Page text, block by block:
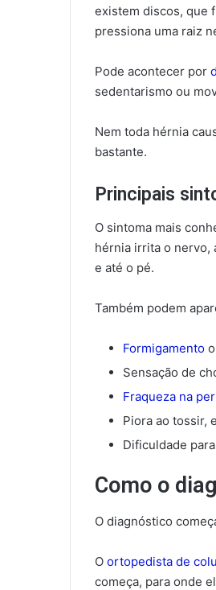
existem discos, que
pressiona uma raiz
Pode acontecer por
sedentarismo ou
Nem toda hérnia
bastante.
Principais
O sintoma mais
hérnia irrita o nervo,
e até o pé.
Também podem
Formigamento
Sensação de
Fraqueza na
Piora ao tossir,
Dificuldade
Como o
O diagnóstico
O ortopedista de
começa, para onde